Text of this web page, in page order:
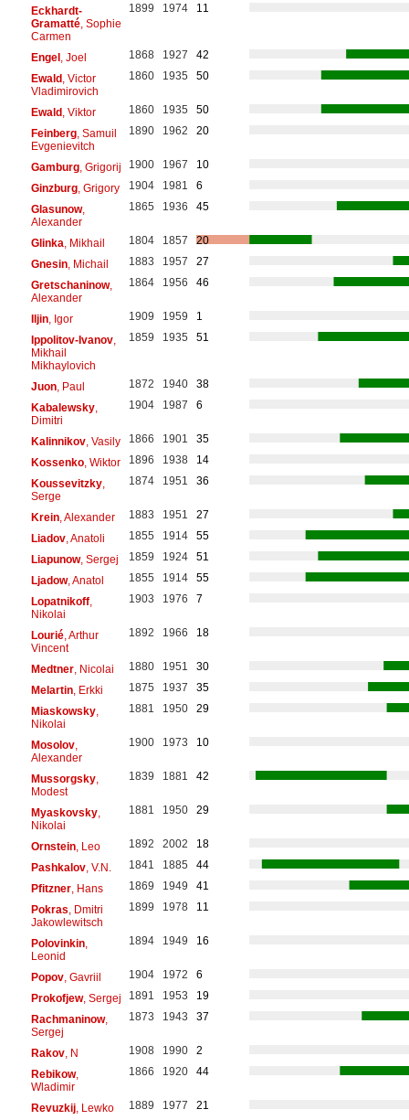
Eckhardt-
Gramatté, Sophie
Carmen
1899 1974 11
Engel, Joel 1868 1927
42
Ewald, Victor
Vladimirovich
1860 1935 50
Ewald, Viktor 1860 1935
50
Feinberg, Samuil
Evgenievitch
1890 1962 20
Gamburg, Grigorij 1900 1967
10
Ginzburg, Grigory 1904 1981
6
Glasunow,
Alexander
1865 1936 45
Glinka , Mikhail 1804 1857
20
Gnesin, Michail 1883 1957
27
Gretschaninow,
Alexander
1864 1956 46
Iljin, Igor 1909 1959
1
Ippolitov-Ivanov,
Mikhail
Mikhaylovich
1859 1935 51
Juon, Paul 1872 1940
38
Kabalewsky,
Dimitri
1904 1987 6
Kalinnikov, Vasily 1866 1901
35
Kossenko, Wiktor 1896 1938
14
Koussevitzky,
Serge
1874 1951 36
Krein, Alexander 1883 1951
27
Liadov, Anatoli 1855 1914
55
Liapunow, Sergej 1859 1924
51
Ljadow, Anatol 1855 1914
55
Lopatnikoff,
Nikolai
1903 1976 7
Lourié, Arthur
Vincent
1892 1966 18
Medtner, Nicolai 1880 1951
30
Melartin, Erkki 1875 1937
35
Miaskowsky,
Nikolai
1881 1950 29
Mosolov,
Alexander
1900 1973 10
Mussorgsky,
Modest
1839 1881 42
Myaskovsky,
Nikolai
1881 1950 29
Ornstein, Leo 1892 2002
18
Pashkalov, V.N. 1841 1885
44
Pfitzner, Hans 1869 1949
41
Pokras , Dmitri
Jakowlewitsch
1899 1978 11
Polovinkin,
Leonid
1894 1949 16
Popov, Gavriil 1904 1972
6
Prokofjew, Sergej 1891 1953
19
Rachmaninow,
Sergej
1873 1943 37
Rakov, N 1908 1990
2
Rebikow,
Wladimir
1866 1920 44
Revuzkij, Lewko 1889 1977
21